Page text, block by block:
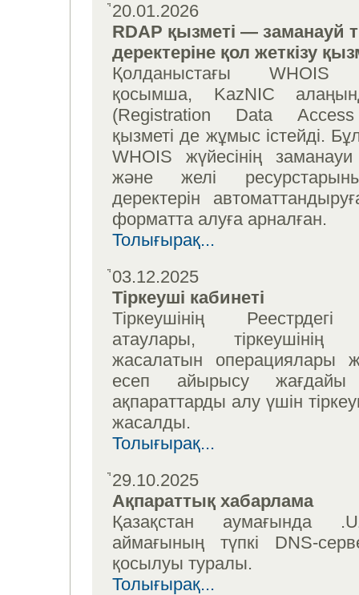
20.01.2026
RDAP қызметі — заманауй
деректеріне қол жеткізу
Қолданыстағы WHOIS
қосымша, KazNIC
(Registration Data
қызметі де жұмыс істейді.
WHOIS жүйесінің
және желі
деректерін
форматта алуға арналған.
Толығырақ...
03.12.2025
Тіркеуші кабинеті
Тіркеушінің Реестрдегі
атаулары, тіркеушінің
жасалатын операциялары
есеп айырысу жағдайы
ақпараттарды алу үшін
жасалды.
Толығырақ...
29.10.2025
Ақпараттық хабарлама
Қазақстан аумағында
аймағының түпкі DNS-
қосылуы туралы.
Толығырақ...